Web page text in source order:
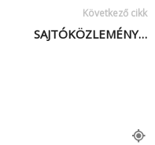
Következő cikk
SAJTÓKÖZLEMÉNY…